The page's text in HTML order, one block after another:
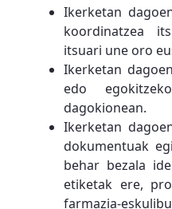
Ikerketan
koordinatzea
itsuari une oro
Ikerketan
edo
dagokionean.
Ikerketan
dokumentuak
behar bezala
etiketak ere,
farmazia-